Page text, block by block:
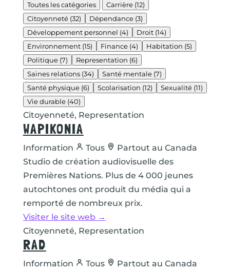
Toutes les catégories
Carrière (12)
Citoyenneté (32) Dépendance (3)
Développement personnel (4) Droit (14)
Environnement (15) Finance (4) Habitation (5)
Politique (7) Representation (6)
Saines relations (34) Santé mentale (7)
Santé physique (6) Scolarisation (12) Sexualité (11)
Vie durable (40)
Citoyenneté, Representation
WAPIKONIA
Information Tous
Partout au Canada
Studio de création audiovisuelle des
Premières Nations. Plus de 4 000 jeunes
autochtones ont produit du média qui a
remporté de nombreux prix.
Visiter le site web →
Citoyenneté, Representation
RAD
Information Tous
Partout au Canada